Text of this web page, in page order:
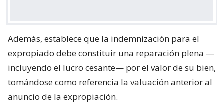
Además, establece que la indemnización para el
expropiado debe constituir una reparación plena —
incluyendo el lucro cesante— por el valor de su bien,
tomándose como referencia la valuación anterior al
anuncio de la expropiación.